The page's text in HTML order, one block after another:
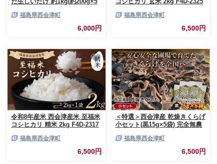
ケ しいたけ 会津産 生 きのこ
福島県西会津町
6,000円
福島県西会津町
6,500円
令和8年産米 西会津産米 至福米
コシヒカリ 精米 2kg F4D-2317
福島県西会津町
6,500円
＜特選＞西会津産 乾燥きくらげ
小セット(黒15g×5袋) 完全無農
クラゲ 食品 F4D-2259
福島県西会津町
6,500円